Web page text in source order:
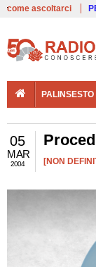
come ascoltarci
PALINSESTO
05
MAR
2004 [NON